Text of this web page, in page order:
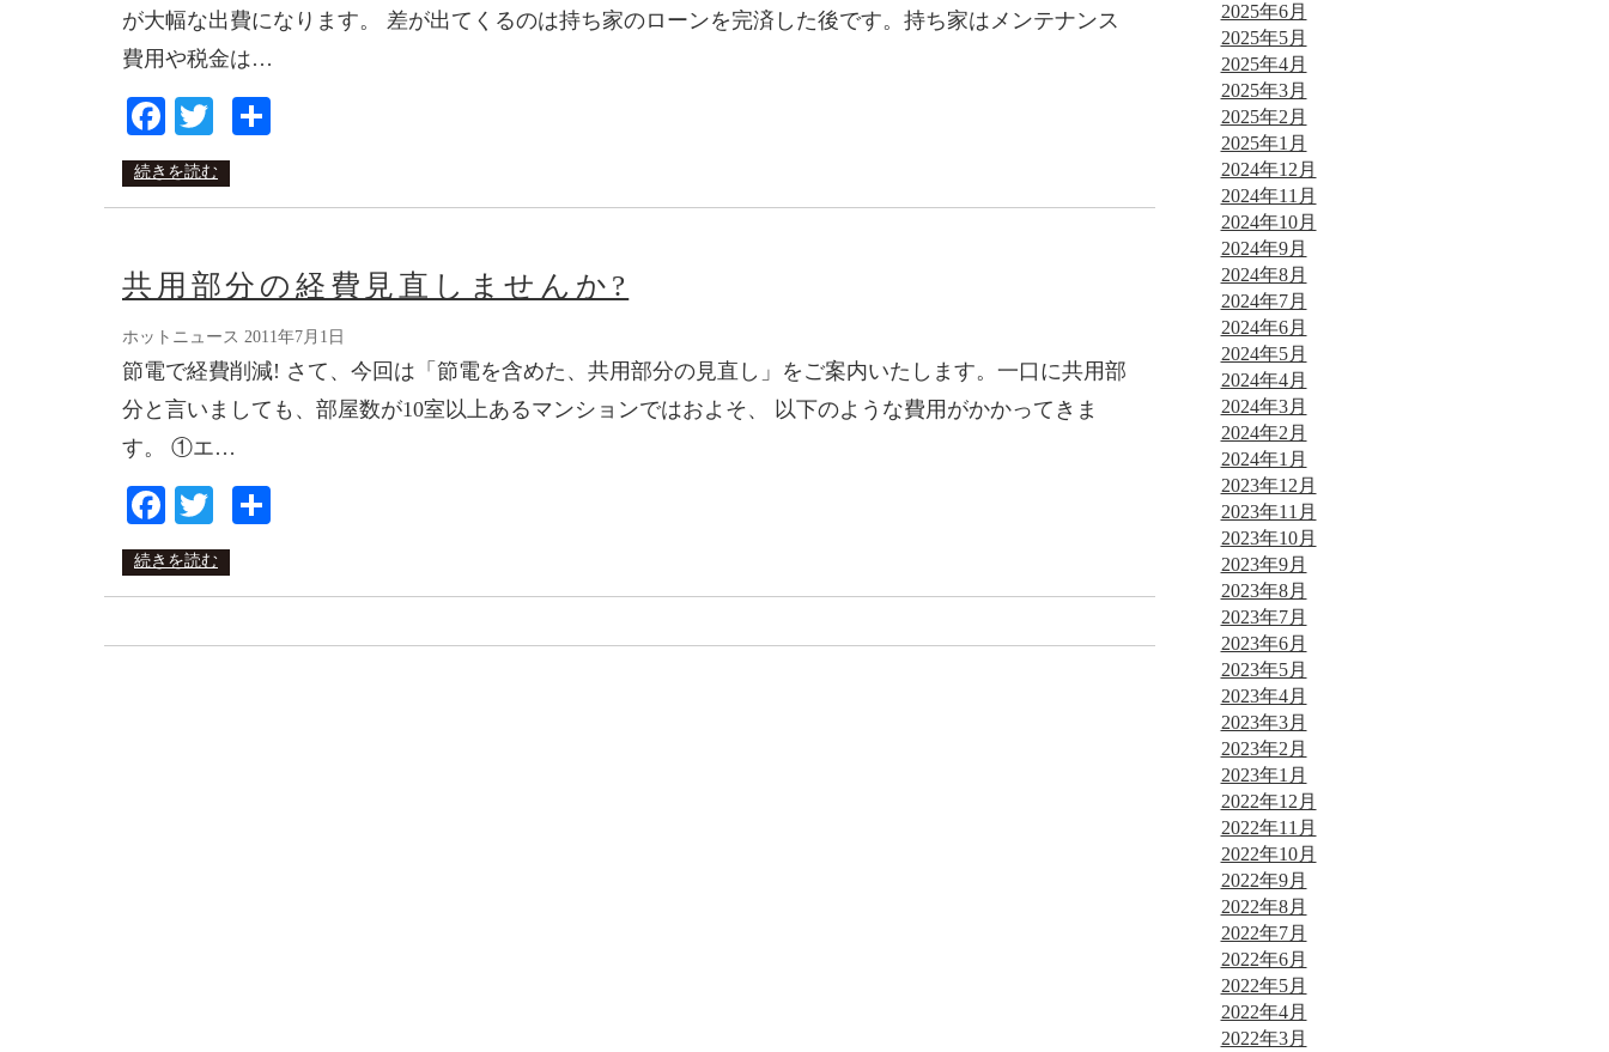
が大幅な出費になります。 差が出てくるのは持ち家のローンを完済した後です。持ち家はメンテナンス
費用や税金は…
Facebook
Twitter
続きを読む
共用部分の経費見直しませんか?
ホットニュース 2011年7月1日
節電で経費削減! さて、今回は「節電を含めた、共用部分の見直し」をご案内いたします。一口に共用部
分と言いましても、部屋数が10室以上あるマンションではおよそ、 以下のような費用がかかってきま
す。 ①エ…
Facebook
Twitter
続きを読む
2025年6月
2025年5月
2025年4月
2025年3月
2025年2月
2025年1月
2024年12月
2024年11月
2024年10月
2024年9月
2024年8月
2024年7月
2024年6月
2024年5月
2024年4月
2024年3月
2024年2月
2024年1月
2023年12月
2023年11月
2023年10月
2023年9月
2023年8月
2023年7月
2023年6月
2023年5月
2023年4月
2023年3月
2023年2月
2023年1月
2022年12月
2022年11月
2022年10月
2022年9月
2022年8月
2022年7月
2022年6月
2022年5月
2022年4月
2022年3月